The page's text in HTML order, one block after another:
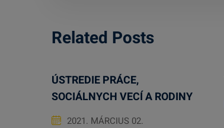
Related Posts
ÚSTREDIE PRÁCE,
SOCIÁLNYCH VECÍ A RODINY
2021. MÁRCIUS 02.